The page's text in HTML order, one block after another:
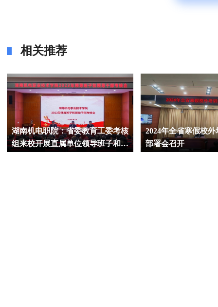
相关推荐
湖南机电职院：省委教育工委考核
组来校开展直属单位领导班子和领
2024年全省寒假校
部署会召开